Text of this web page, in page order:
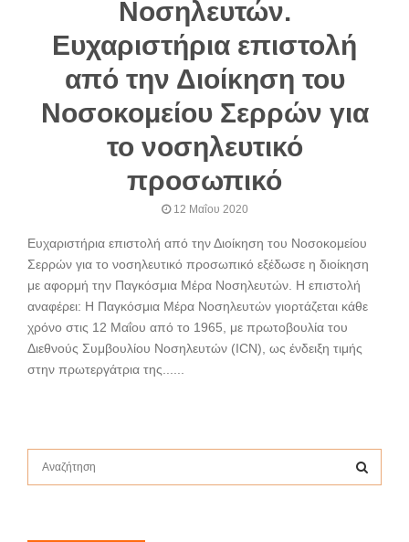
Νοσηλευτών.
Ευχαριστήρια επιστολή
από την Διοίκηση του
Νοσοκομείου Σερρών για
το νοσηλευτικό
προσωπικό
12 Μαΐου 2020
Ευχαριστήρια επιστολή από την Διοίκηση του Νοσοκομείου
Σερρών για το νοσηλευτικό προσωπικό εξέδωσε η διοίκηση
με αφορμή την Παγκόσμια Μέρα Νοσηλευτών. Η επιστολή
αναφέρει: Η Παγκόσμια Μέρα Νοσηλευτών γιορτάζεται κάθε
χρόνο στις 12 Μαΐου από το 1965, με πρωτοβουλία του
Διεθνούς Συμβουλίου Νοσηλευτών (ICN), ως ένδειξη τιμής
στην πρωτεργάτρια της......